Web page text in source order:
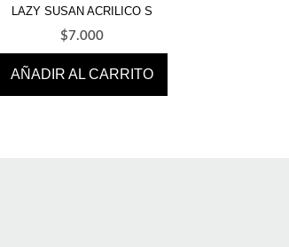
LAZY SUSAN ACRILICO S
$7.000
AÑADIR AL CARRITO